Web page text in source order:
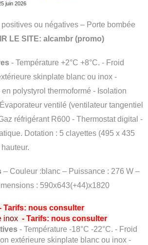
juin 2026
ou négatives – Porte bombée
LE SITE: alcambr (promo)
- Température +2°C +8°C. - Froid
skinplate blanc ou inox -
polystyrol thermoformé - Isolation
ventilé (ventilateur tangentiel
réfrigérant R600 - Thermostat digital -
Dotation : 5 clayettes (495 x 435
– Couleur :blanc – Puissance : 276 W –
: 590x643(+44)x1820
Tarifs: nous consulter
inox - Tarifs: nous consulter
- Température -18°C -22°C. - Froid
extérieure skinplate blanc ou inox -